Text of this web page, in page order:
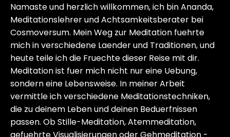
Namaste und herzlich willkommen, ich bin Ananda,
Meditationslehrer und Achtsamkeitsberater bei
Cosmoversum. Mein Weg zur Meditation fuehrte
mich in verschiedene Laender und Traditionen, und
heute teile ich die Fruechte dieser Reise mit dir.
Meditation ist fuer mich nicht nur eine Uebung,
sondern eine Lebensweise. In meiner Arbeit
vermittle ich verschiedene Meditationstechniken,
die zu deinem Leben und deinen Beduerfnissen
passen. Ob Stille-Meditation, Atemmeditation,
gefuehrte Visualisierungen oder Gehmeditation -